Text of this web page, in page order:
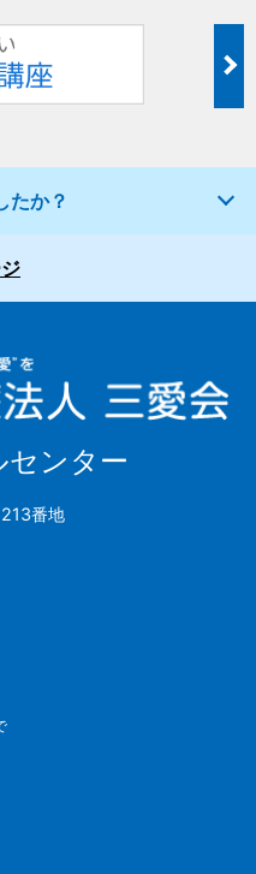
たか？
センター
番地